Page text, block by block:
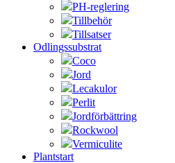
PH-reglering
Tillbehör
Tillsatser
Odlingssubstrat
Coco
Jord
Lecakulor
Perlit
Jordförbättring
Rockwool
Vermiculite
Plantstart